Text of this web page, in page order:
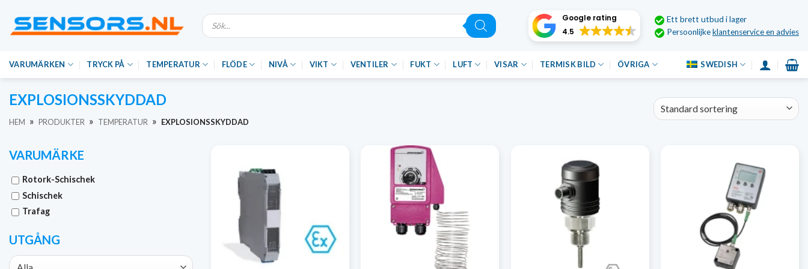
innehåll
Produktsökning
Google rating
4.5
Ett brett utbud i lager
Persoonlijkeklantenservice en advies
VARUMÄRKEN TRYCK PÅ TEMPERATUR FLÖDE NIVÅ VIKT VENTILER FUKT LUFT VISAR TERMISK BILD ÖVRIGA SWEDISH
EXPLOSIONSSKYDDAD
HEM » PRODUKTER » TEMPERATUR » EXPLOSIONSSKYDDAD
VARUMÄRKE
Rotork-Schischek
Schischek
Trafag
UTGÅNG